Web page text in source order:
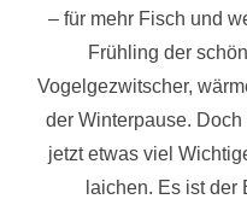
– für mehr Fisch und
Frühling der
Vogelgezwitscher,
der Winterpause.
jetzt etwas viel
laichen. Es ist